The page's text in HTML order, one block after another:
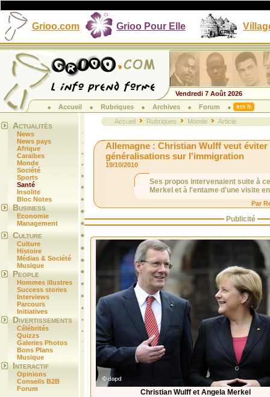
Grioo.com Grioo Pour Elle
Vendredi 7 Août 2026
Accueil
Rubriques Archives Forum
Actualités
News
News pays
Afrique
Caraïbes
Monde
Société
Sports
Santé
Insolite
Bloc Notes
Business
Economie
Management
Culture
Culture
Histoire
Médias & Société
Musique
People
Hommes illustres
Success stories
Interviews
Parcours
Initiatives
Divertissements
Célébrités
Quizzs
Galeries Photos
Bons Plans
Musique
Interactif
Opinions
Conseils B2B
Forum
Accueil Rubriques Monde Article
Allemagne : Christian Wulff veut éviter
généralisations sur l'immigration
19/10/2010
Ses propos intervenaient suite à
Merkel et à l'entame d'une visite
Par
Publicité
Christian Wulff et Angela Merkel